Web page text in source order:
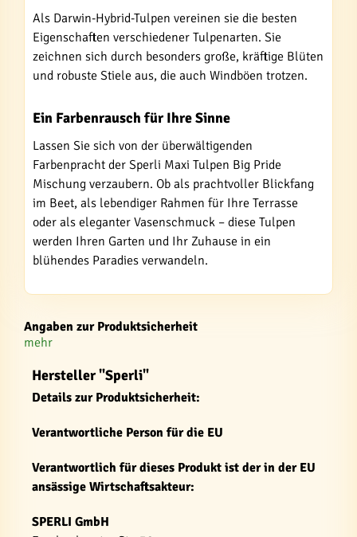
Als Darwin-Hybrid-Tulpen vereinen sie die besten
Eigenschaften verschiedener Tulpenarten. Sie
zeichnen sich durch besonders große, kräftige Blüten
und robuste Stiele aus, die auch Windböen trotzen.
Ein Farbenrausch für Ihre Sinne
Lassen Sie sich von der überwältigenden
Farbenpracht der Sperli Maxi Tulpen Big Pride
Mischung verzaubern. Ob als prachtvoller Blickfang
im Beet, als lebendiger Rahmen für Ihre Terrasse
oder als eleganter Vasenschmuck – diese Tulpen
werden Ihren Garten und Ihr Zuhause in ein
blühendes Paradies verwandeln.
Angaben zur Produktsicherheit
mehr
Hersteller "Sperli"
Details zur Produktsicherheit:
Verantwortliche Person für die EU
Verantwortlich für dieses Produkt ist der in der EU
ansässige Wirtschaftsakteur:
SPERLI GmbH